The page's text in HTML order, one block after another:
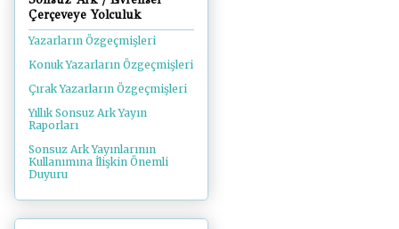
Çerçeveye Yolculuk
Yazarların Özgeçmişleri
Konuk Yazarların Özgeçmişleri
Çırak Yazarların Özgeçmişleri
Yıllık Sonsuz Ark Yayın
Raporları
Sonsuz Ark Yayınlarının
Kullanımına İlişkin Önemli
Duyuru